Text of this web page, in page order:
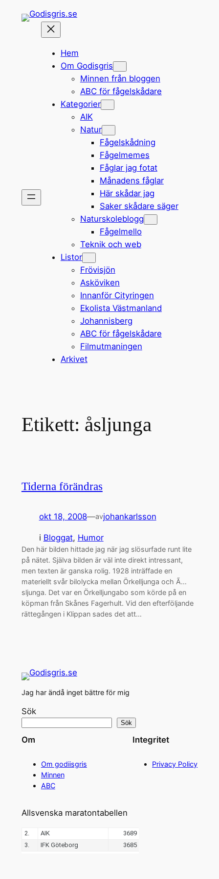
Hem
Om Godisgris
Minnen från bloggen
ABC för fågelskådare
Kategorier
AIK
Natur
Fågelskådning
Fågelmemes
Fåglar jag fotat
Månadens fåglar
Här skådar jag
Saker skådare säger
Naturskoleblogg
Fågelmello
Teknik och web
Listor
Frövisjön
Asköviken
Innanför Cityringen
Ekolista Västmanland
Johannisberg
ABC för fågelskådare
Filmutmaningen
Arkivet
Etikett: åsljunga
Tiderna förändras
okt 18, 2008—avjohankarlsson
i Bloggat, Humor
Den här bilden hittade jag när jag slösurfade runt lite
på nätet. Själva bilden är väl inte direkt intressant,
men texten är ganska rolig. 1928 inträffade en
materiellt svår bilolycka mellan Örkelljunga och Ã…
sljunga. Det var en Örkelljungabo som körde på en
köpman från Skånes Fagerhult. Vid den efterföljande
rättegången i Klippan sades det att…
Jag har ändå inget bättre för mig
Sök
Sök
Om
Om godiisgris
Minnen
ABC
Integritet
Privacy Policy
Allsvenska maratontabellen